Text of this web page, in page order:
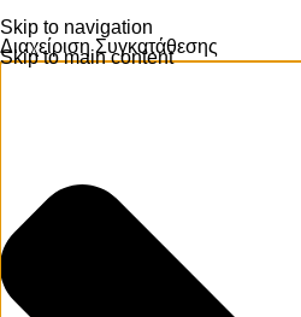
Διαχείριση Συγκατάθεσης
Skip to navigation
Skip to main content